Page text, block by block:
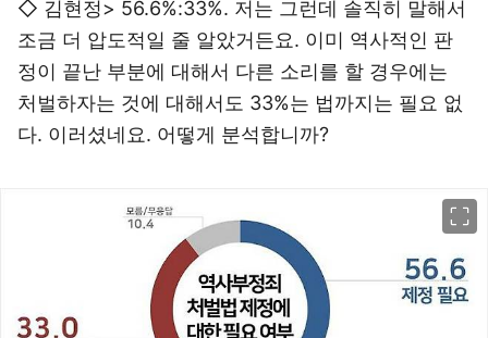
◇ 김현정> 56.6%:33%. 저는 그런데 솔직히 말해서
조금 더 압도적일 줄 알았거든요. 이미 역사적인 판
정이 끝난 부분에 대해서 다른 소리를 할 경우에는
처벌하자는 것에 대해서도 33%는 법까지는 필요 없
다. 이러셨네요. 어떻게 분석합니까?